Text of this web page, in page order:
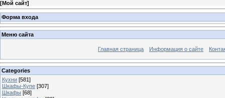
[Мой сайт]
Форма входа
Меню сайта
Главная страница Информация о сайте
Categories
Кухни [581]
Шкафы-Купе [307]
Шкафы [68]